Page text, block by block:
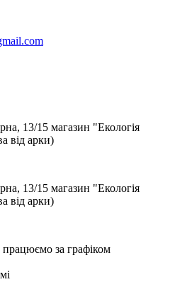
13/15 магазин "Екологія
від арки)
13/15 магазин "Екологія
від арки)
за графіком